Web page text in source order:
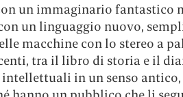
un immaginario fantastico
un linguaggio nuovo,
macchine con lo stereo a
tra il libro di storia e il
intellettuali in un senso